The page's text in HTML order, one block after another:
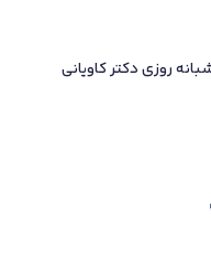
روزی دکتر کاویانی